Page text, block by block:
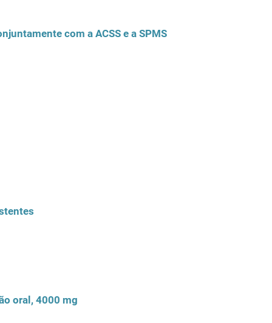
com a ACSS e a SPMS
oral, 4000 mg